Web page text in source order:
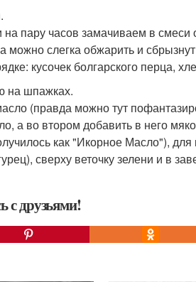
пару часов замачиваем в смеси
можно слегка обжарить и
кусочек болгарского перца,
на шпажках.
(правда можно тут
а во втором добавить в него
как "Икорное Масло"), для
сверху веточку зелени и в
с друзьями!